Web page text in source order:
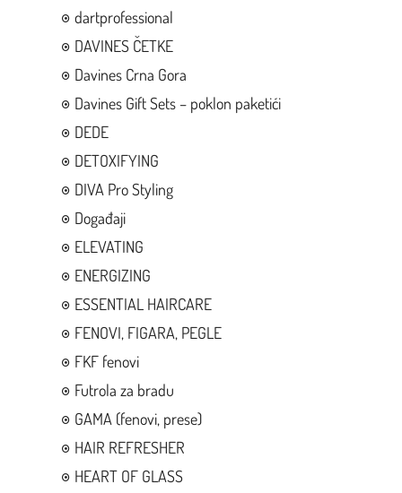
dartprofessional
DAVINES ČETKE
Davines Crna Gora
Davines Gift Sets – poklon paketići
DEDE
DETOXIFYING
DIVA Pro Styling
Događaji
ELEVATING
ENERGIZING
ESSENTIAL HAIRCARE
FENOVI, FIGARA, PEGLE
FKF fenovi
Futrola za bradu
GAMA (fenovi, prese)
HAIR REFRESHER
HEART OF GLASS